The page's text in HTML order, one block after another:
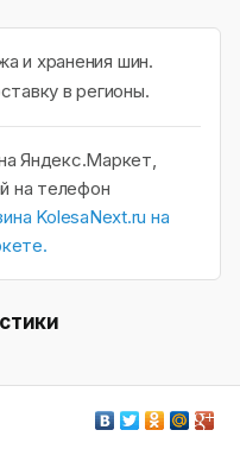
и хранения шин.
в регионы.
Яндекс.Маркет,
на телефон